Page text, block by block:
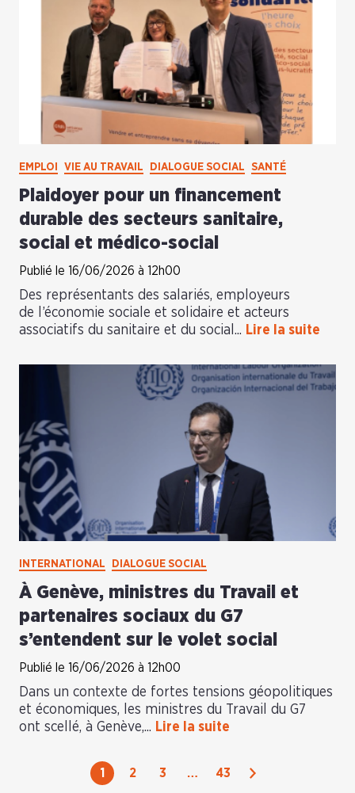
EMPLOI VIE AU TRAVAIL DIALOGUE SOCIAL SANTÉ
Plaidoyer pour un financement
durable des secteurs sanitaire,
social et médico-social
Publié le 16/06/2026 à 12h00
Des représentants des salariés, employeurs
de l’économie sociale et solidaire et acteurs
associatifs du sanitaire et du social... Lire la suite
INTERNATIONAL DIALOGUE SOCIAL
À Genève, ministres du Travail et
partenaires sociaux du G7
s’entendent sur le volet social
Publié le 16/06/2026 à 12h00
Dans un contexte de fortes tensions géopolitiques
et économiques, les ministres du Travail du G7
ont scellé, à Genève,... Lire la suite
1 2 3 … 43 Suivant